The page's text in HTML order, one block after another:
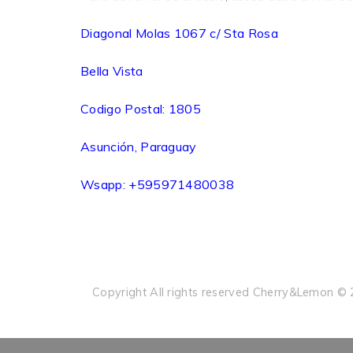
Diagonal Molas 1067 c/ Sta Rosa
Bella Vista
Codigo Postal: 1805
Asunción, Paraguay
Wsapp: +595971480038
Copyright All rights reserved Cherry&Lemon ©